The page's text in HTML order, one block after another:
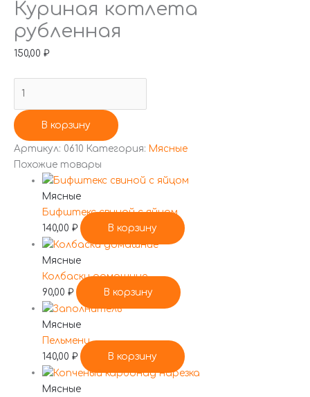
Куриная котлета
рубленная
150,00 ₽
В корзину
Артикул: 0610 Категория: Мясные
Похожие товары
Мясные
Бифштекс свиной с яйцом
140,00₽ В корзину
Мясные
Колбаски домашние
90,00₽ В корзину
Мясные
Пельмени
140,00₽ В корзину
Мясные